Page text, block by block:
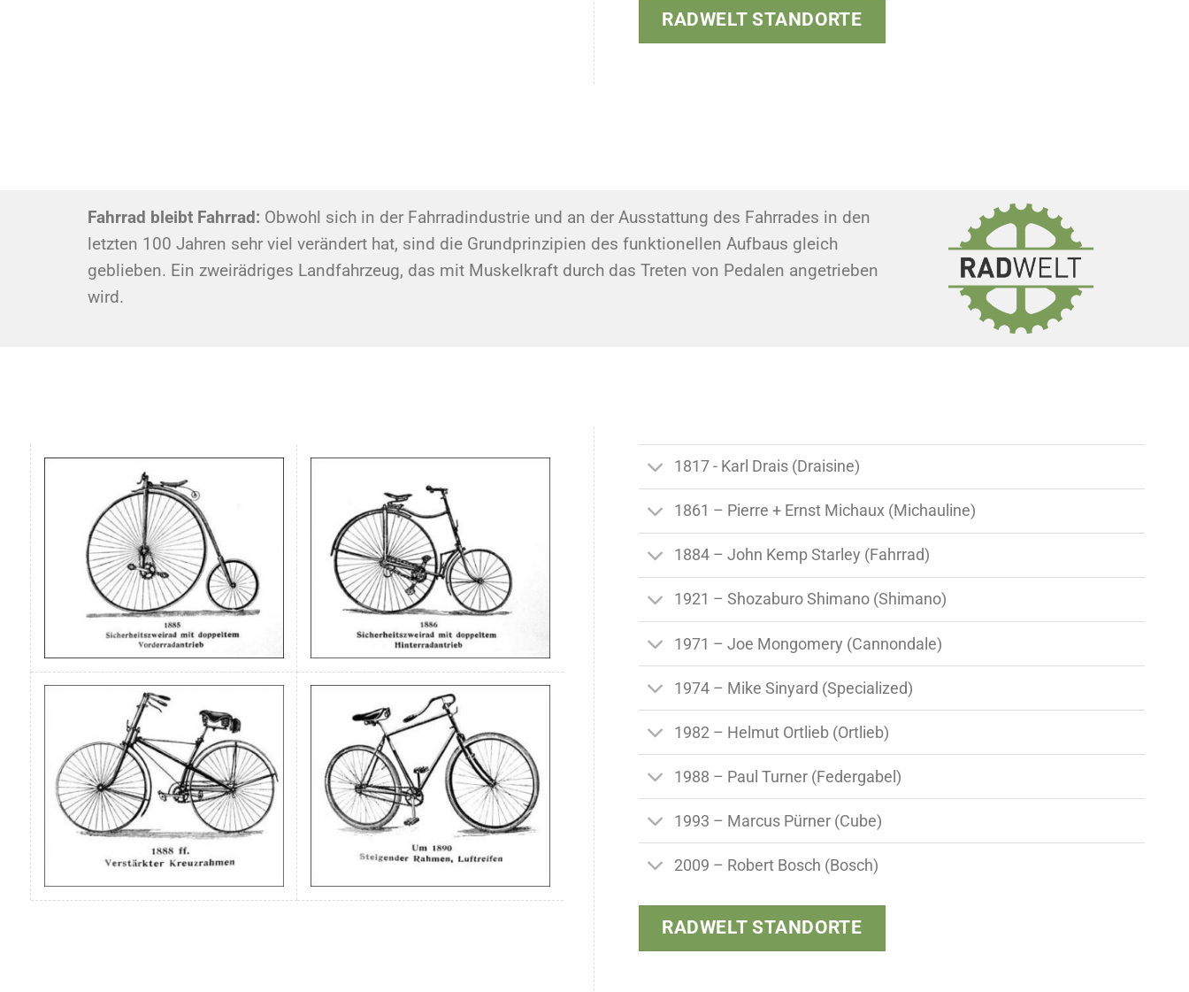
RADWELT STANDORTE
Fahrrad bleibt Fahrrad: Obwohl sich in der Fahrradindustrie und an der Ausstattung des Fahrrades in den
letzten 100 Jahren sehr viel verändert hat, sind die Grundprinzipien des funktionellen Aufbaus gleich
geblieben. Ein zweirädriges Landfahrzeug, das mit Muskelkraft durch das Treten von Pedalen angetrieben
wird.
1817 - Karl Drais (Draisine)
1861 – Pierre + Ernst Michaux (Michauline)
1884 – John Kemp Starley (Fahrrad)
1921 – Shozaburo Shimano (Shimano)
1971 – Joe Mongomery (Cannondale)
1974 – Mike Sinyard (Specialized)
1982 – Helmut Ortlieb (Ortlieb)
1988 – Paul Turner (Federgabel)
1993 – Marcus Pürner (Cube)
2009 – Robert Bosch (Bosch)
RADWELT STANDORTE